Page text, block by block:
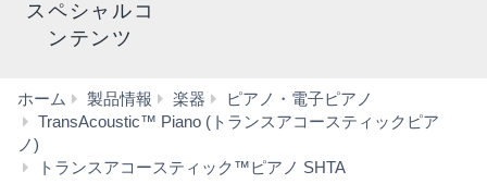
スペシャルコ
ンテンツ
ホーム 製品情報 楽器
ピアノ・電子ピアノ
TransAcoustic™ Piano (トランスアコースティックピア
ノ)
トランスアコースティック™ピアノ SHTA